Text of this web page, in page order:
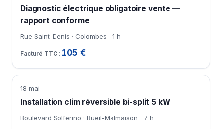
Diagnostic électrique obligatoire vente —
rapport conforme
Rue Saint-Denis · Colombes 1 h
105 €
18 mai
Installation clim réversible bi-split 5 kW
Boulevard Solferino · Rueil-Malmaison 7 h